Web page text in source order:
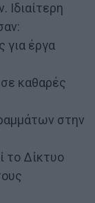
για έργα
καθαρές
στην
το Δίκτυο